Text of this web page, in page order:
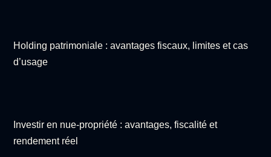
Holding patrimoniale : avantages fiscaux, limites et cas
d’usage
Investir en nue-propriété : avantages, fiscalité et
rendement réel